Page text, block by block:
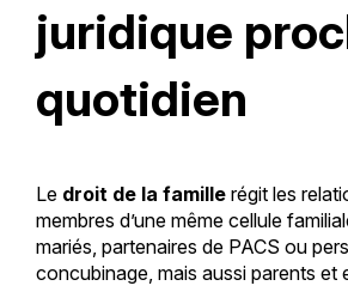
juridique
quotidien
Le droit de la famillerégit les
membres d’une même cellule
mariés, partenaires de PACS ou
concubinage, mais aussi parents et